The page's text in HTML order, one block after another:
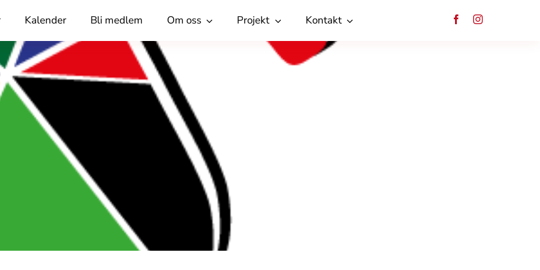
Kalender Bli medlem Om oss Projekt Kontakt